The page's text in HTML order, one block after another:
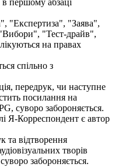
"Експертиза", "Заява",
"Тест-драйв",
на правах
спільно з
передрук, чи наступне
посилання на
суворо забороняється.
Я-Корреспондент є автор
та відтворення
творів
забороняється.